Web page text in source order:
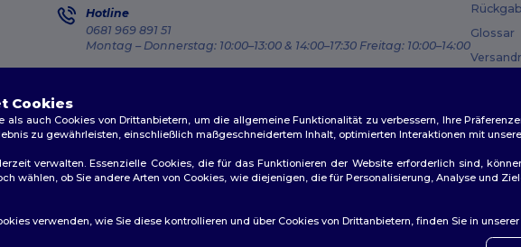
Hotline
0681 969 891 51
Montag – Donnerstag: 10:00–13:00 & 14:00–17:30 Freitag: 10:00–14:00
Glossar
Cookies
als auch Cookies von Drittanbietern, um die allgemeine Funktionalität zu verbessern, Ihre
zu gewährleisten, einschließlich maßgeschneidertem Inhalt, optimierten Interaktionen mit
verwalten. Essenzielle Cookies, die für das Funktionieren der Website erforderlich sind,
wählen, ob Sie andere Arten von Cookies, wie diejenigen, die für Personalisierung, Analyse und
verwenden, wie Sie diese kontrollieren und über Cookies von Drittanbietern, finden Sie in
👋